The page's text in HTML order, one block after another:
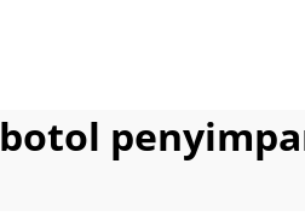
botol